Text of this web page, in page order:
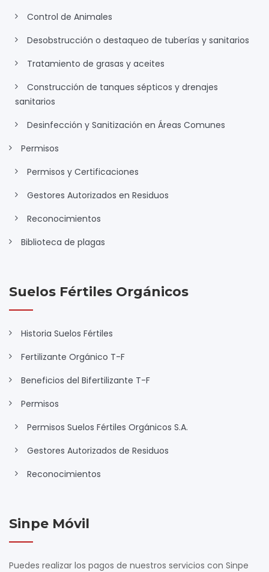
Control de Animales
Desobstrucción o destaqueo de tuberías y sanitarios
Tratamiento de grasas y aceites
Construcción de tanques sépticos y drenajes
sanitarios
Desinfección y Sanitización en Áreas Comunes
Permisos
Permisos y Certificaciones
Gestores Autorizados en Residuos
Reconocimientos
Biblioteca de plagas
Suelos Fértiles Orgánicos
Historia Suelos Fértiles
Fertilizante Orgánico T-F
Beneficios del Bifertilizante T-F
Permisos
Permisos Suelos Fértiles Orgánicos S.A.
Gestores Autorizados de Residuos
Reconocimientos
Sinpe Móvil
Puedes realizar los pagos de nuestros servicios con Sinpe